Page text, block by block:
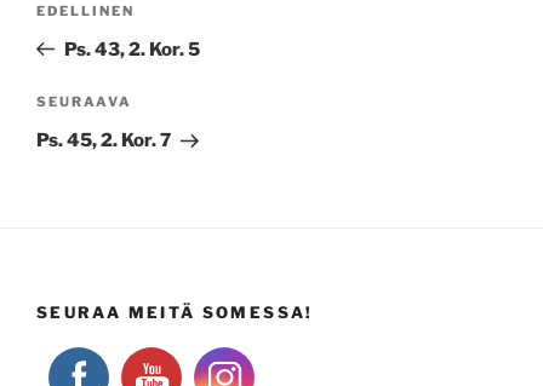
Edellinen
artikkeli
EDELLINEN
Ps. 43, 2. Kor. 5
Seuraava
artikkeli
SEURAAVA
Ps. 45, 2. Kor. 7
SEURAA MEITÄ SOMESSA!